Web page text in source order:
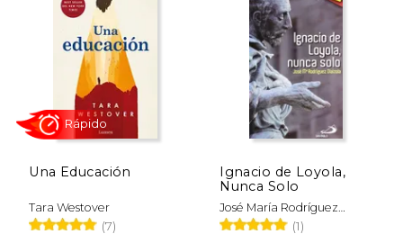
15% 15%
dcto.
Una Educación
Tara Westover
(7)
Ignacio de Loyola,
Nunca Solo
José María Rodríguez
Olaizola
(1)